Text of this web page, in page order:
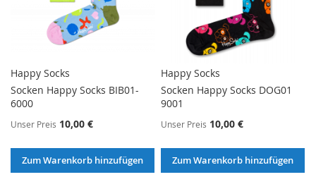
Happy Socks
Socken Happy Socks BIB01-
6000
Unser Preis 10,00 €
Zum Warenkorb hinzufügen
Happy Socks
Socken Happy Socks DOG01
9001
Unser Preis 10,00 €
Zum Warenkorb hinzufügen